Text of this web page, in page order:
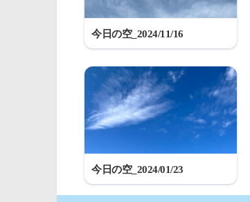
今日の空_2024/11/16
今日の空_2024/01/23